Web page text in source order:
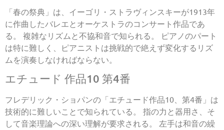
「春の祭典」は、イーゴリ・ストラヴィンスキーが1913年
に作曲したバレエとオーケストラのコンサート作品であ
る。 複雑なリズムと不協和音で知られる。 ピアノのパート
は特に難しく、ピアニストは挑戦的で絶えず変化するリズ
ムを演奏しなければならない。
エチュード 作品10 第4番
フレデリック・ショパンの「エチュード作品10、第4番」は
技術的に難しいことで知られている。 指の力と器用さ、そ
して音楽理論への深い理解が要求される。 左手は和音の繰